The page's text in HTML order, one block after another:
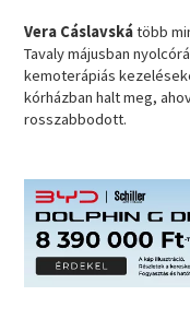
Vera Cáslavskátöbb
Tavaly májusban
kemoterápiás
kórházban halt meg,
rosszabbodott.